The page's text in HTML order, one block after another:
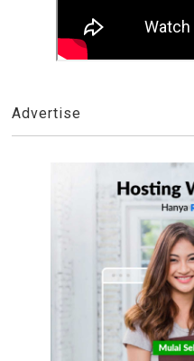
Advertise